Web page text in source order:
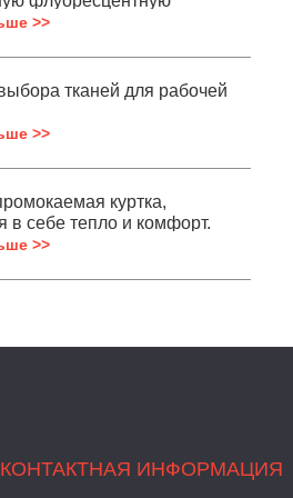
рабочую одежду?
>>
тканей для рабочей
>>
куртка,
в себе тепло и комфорт.
>>
КОНТАКТНАЯ ИНФОРМАЦИЯ